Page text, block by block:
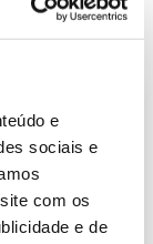
e
sociais e
com os
e de
39 de
com